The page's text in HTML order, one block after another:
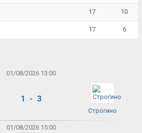
17 10
17 6
01/08/2026 13:00
1 - 3
Строгино
01/08/2026 15:00